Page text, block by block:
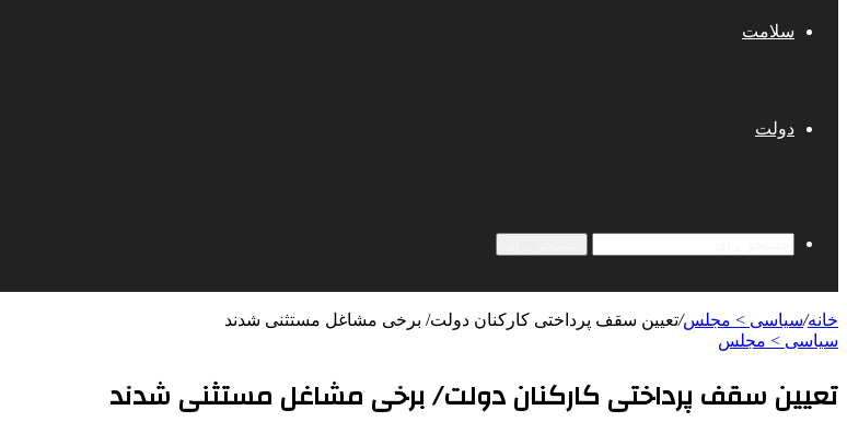
سلامت
دولت
خانه/سیاسی > مجلس/تعیین سقف پرداختی کارکنان دولت/ برخی مشاغل مستثنی شدند
سیاسی > مجلس
تعیین سقف پرداختی کارکنان دولت/ برخی مشاغل مستثنی شدند